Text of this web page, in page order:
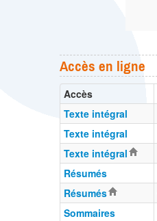
Accès en ligne
Accès
Texte intégral
Texte intégral
Texte intégral
Résumés
Résumés
Sommaires